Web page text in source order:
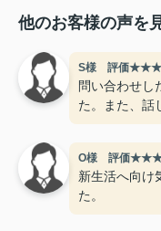
他のお客様の声を
S様 評価
問い合わせし
た。また、話
O様 評価
新生活へ向け
た。